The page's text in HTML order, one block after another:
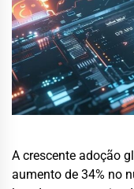
A crescente adoção
aumento de 34% no